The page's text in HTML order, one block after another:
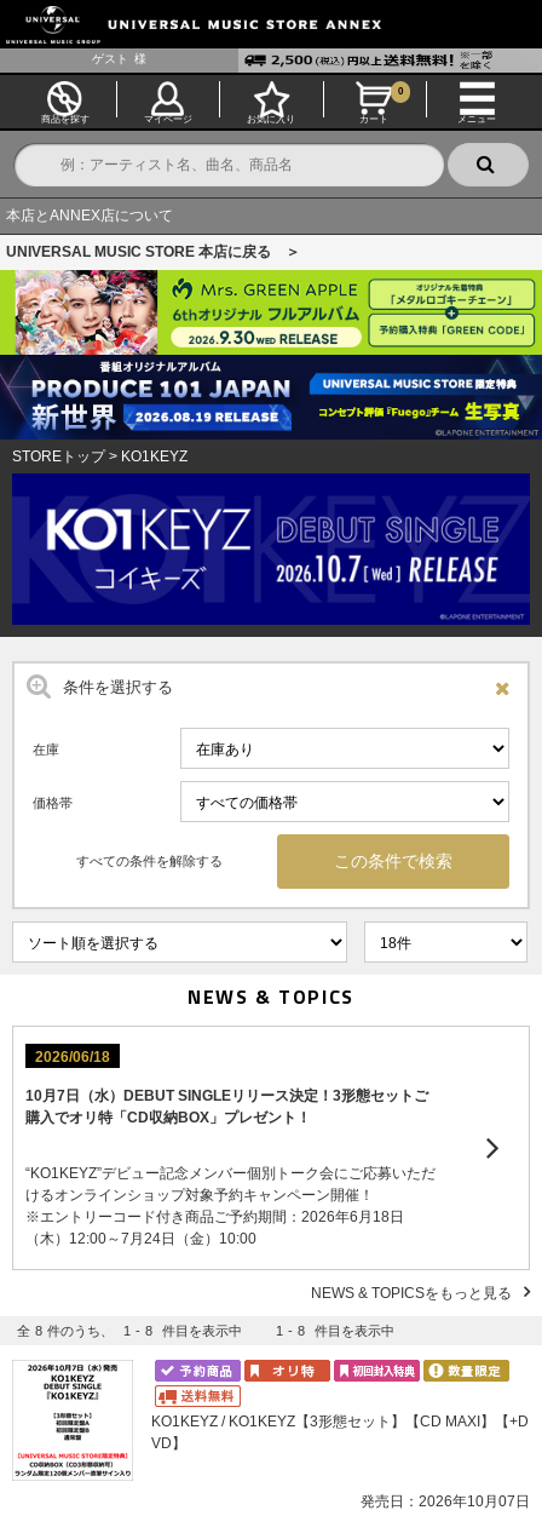
ゲスト 様
商品を探す マイページ お気に入り カート
0
メニュー
本店とANNEX店について
UNIVERSAL MUSIC STORE 本店に戻る ＞
STOREトップ> KO1KEYZ
条件を選択する
在庫
価格帯
すべての条件を解除する
NEWS & TOPICS
2026/06/18
10月7日（水）DEBUT SINGLEリリース決定！3形態セットご
購入でオリ特「CD収納BOX」プレゼント！
“KO1KEYZ”デビュー記念メンバー個別トーク会にご応募いただ
けるオンラインショップ対象予約キャンペーン開催！
※エントリーコード付き商品ご予約期間：2026年6月18日
（木）12:00～7月24日（金）10:00
NEWS & TOPICSをもっと見る
全 8 件のうち、 1 - 8 件目を表示中 1 - 8 件目を表示中
KO1KEYZ / KO1KEYZ【3形態セット】【CD MAXI】【+D
VD】
発売日：2026年10月07日